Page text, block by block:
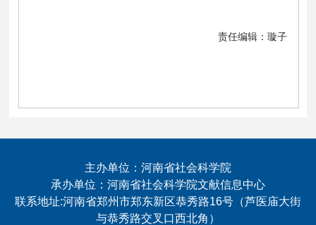
责任编辑：璇子
主办单位：河南省社会科学院
承办单位：河南省社会科学院文献信息中心
联系地址:河南省郑州市郑东新区恭秀路16号（芦医庙大街
与恭秀路交叉口西北角）